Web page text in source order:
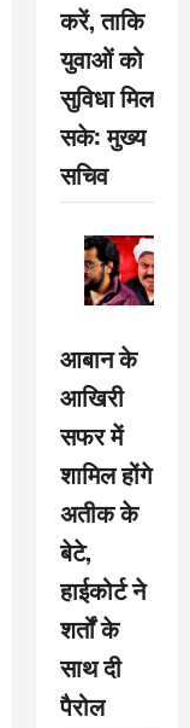
करें, ताकि
युवाओं को
सुविधा मिल
सके: मुख्य
सचिव
आबान के
आखिरी
सफर में
शामिल होंगे
अतीक के
बेटे,
हाईकोर्ट ने
शर्तों के
साथ दी
पैरोल